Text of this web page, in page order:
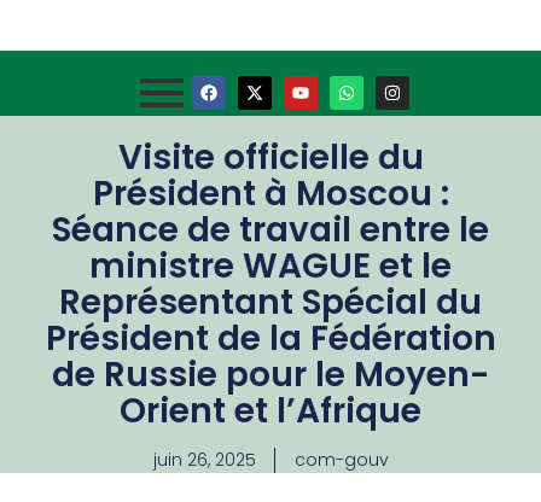
Visite officielle du
Président à Moscou :
Séance de travail entre le
ministre WAGUE et le
Représentant Spécial du
Président de la Fédération
de Russie pour le Moyen-
Orient et l’Afrique
juin 26, 2025 com-gouv